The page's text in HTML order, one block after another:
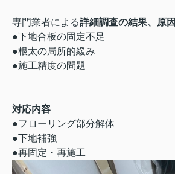
専門業者による詳細調査の結果、原因
●下地合板の固定不足
●根太の局所的緩み
●施工精度の問題
対応内容
●フローリング部分解体
●下地補強
●再固定・再施工